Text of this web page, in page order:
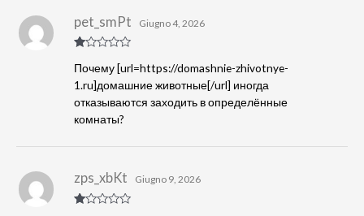
lu
tat
o
1
u
pet_smPt Giugno 4, 2026
Почему [url=https://domashnie-zhivotnye-
1.ru]домашние животные[/url] иногда
отказываются заходить в определённые
комнаты?
zps_xbKt Giugno 9, 2026